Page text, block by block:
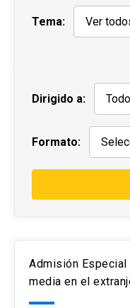
Información para
Tema:
Dirigido a:
Formato:
Admisión Especial
media en el